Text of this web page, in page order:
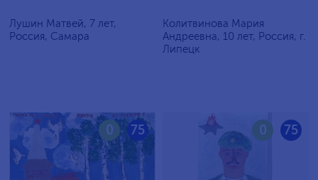
Лушин Матвей, 7 лет,
Россия, Самара
Колитвинова Мария
Андреевна, 10 лет, Россия, г.
Липецк
75
0 75
0